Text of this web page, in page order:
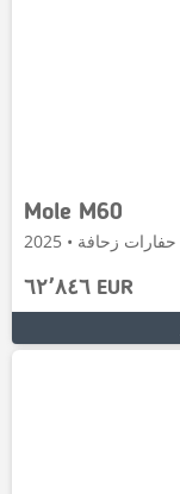
Mole M60
٦٢٬٨٤٦ EUR